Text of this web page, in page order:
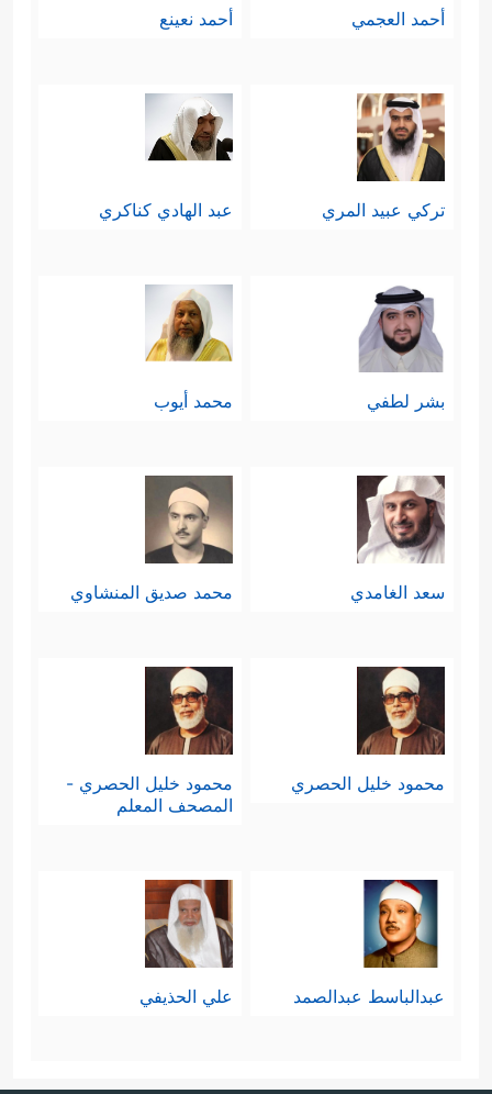
أحمد العجمي أحمد نعينع
تركي عبيد المري عبد الهادي كناكري
بشر لطفي محمد أيوب
سعد الغامدي محمد صديق المنشاوي
محمود خليل الحصري
محمود خليل الحصري -
المصحف المعلم
عبدالباسط عبدالصمد علي الحذيفي